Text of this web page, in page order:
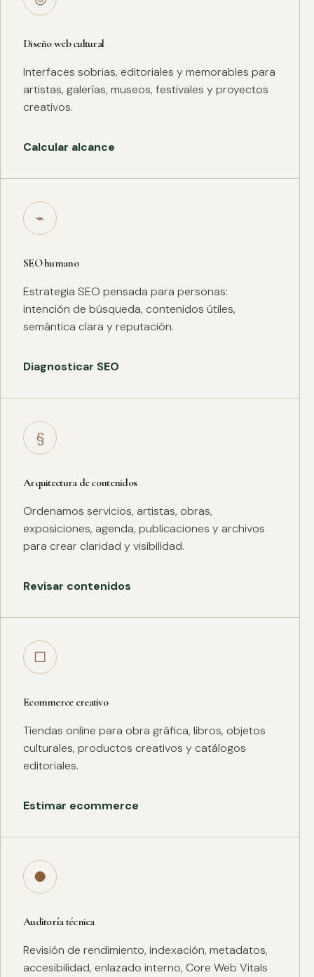
Diseño web cultural
Interfaces sobrias, editoriales y memorables para
artistas, galerías, museos, festivales y proyectos
creativos.
Calcular alcance
⌁
SEO humano
Estrategia SEO pensada para personas:
intención de búsqueda, contenidos útiles,
semántica clara y reputación.
Diagnosticar SEO
§
Arquitectura de contenidos
Ordenamos servicios, artistas, obras,
exposiciones, agenda, publicaciones y archivos
para crear claridad y visibilidad.
Revisar contenidos
□
Ecommerce creativo
Tiendas online para obra gráfica, libros, objetos
culturales, productos creativos y catálogos
editoriales.
Estimar ecommerce
●
Auditoría técnica
Revisión de rendimiento, indexación, metadatos,
accesibilidad, enlazado interno, Core Web Vitals